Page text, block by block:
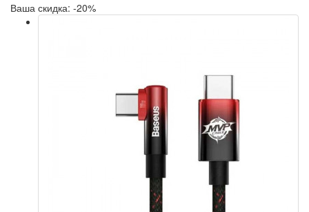
Ваша скидка: -20%